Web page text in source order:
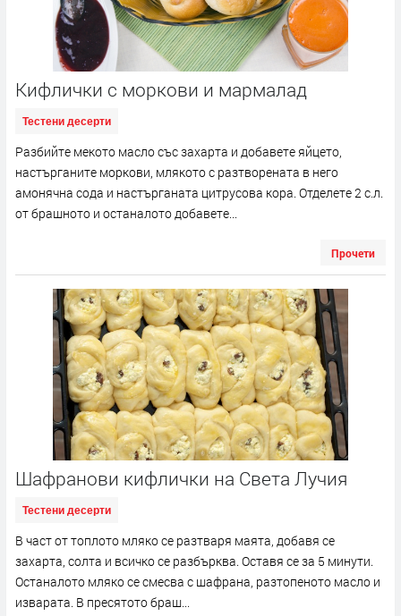
Кифлички с моркови и мармалад
Тестени десерти
Разбийте мекото масло със захарта и добавете яйцето,
настърганите моркови, млякото с разтворената в него
амонячна сода и настърганата цитрусова кора. Отделете 2 с.л.
от брашното и останалото добавете...
Прочети
Шафранови кифлички на Света Лучия
Тестени десерти
В част от топлото мляко се разтваря маята, добавя се
захарта, солта и всичко се разбърква. Оставя се за 5 минути.
Останалото мляко се смесва с шафрана, разтопеното масло и
изварата. В пресятото браш...